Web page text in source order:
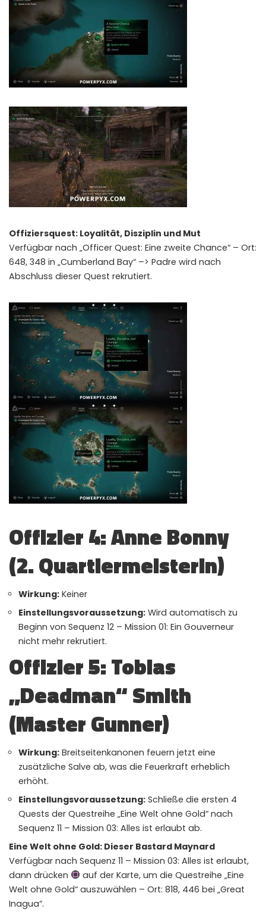
Offiziersquest: Loyalität, Disziplin und Mut
Verfügbar nach „Officer Quest: Eine zweite Chance“ – Ort:
648, 348 in „Cumberland Bay“ –> Padre wird nach
Abschluss dieser Quest rekrutiert.
Offizier 4: Anne Bonny
(2. Quartiermeisterin)
Wirkung: Keiner
Einstellungsvoraussetzung: Wird automatisch zu
Beginn von Sequenz 12 – Mission 01: Ein Gouverneur
nicht mehr rekrutiert.
Offizier 5: Tobias
„Deadman“ Smith
(Master Gunner)
Wirkung: Breitseitenkanonen feuern jetzt eine
zusätzliche Salve ab, was die Feuerkraft erheblich
erhöht.
Einstellungsvoraussetzung: Schließe die ersten 4
Quests der Questreihe „Eine Welt ohne Gold“ nach
Sequenz 11 – Mission 03: Alles ist erlaubt ab.
Eine Welt ohne Gold: Dieser Bastard Maynard
Verfügbar nach Sequenz 11 – Mission 03: Alles ist erlaubt,
dann drücken
auf der Karte, um die Questreihe „Eine
Welt ohne Gold“ auszuwählen – Ort: 818, 446 bei „Great
Inagua“.